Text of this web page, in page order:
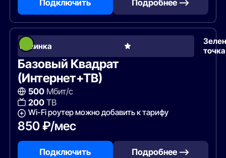
Подключить Подробнее —>
Новинка
точка
Базовый Квадрат
(Интернет+ТВ)
500Мбит/с
200ТВ
Wi-Fi роутер можно добавить к тарифу
850 ₽/мес
Подключить Подробнее —>